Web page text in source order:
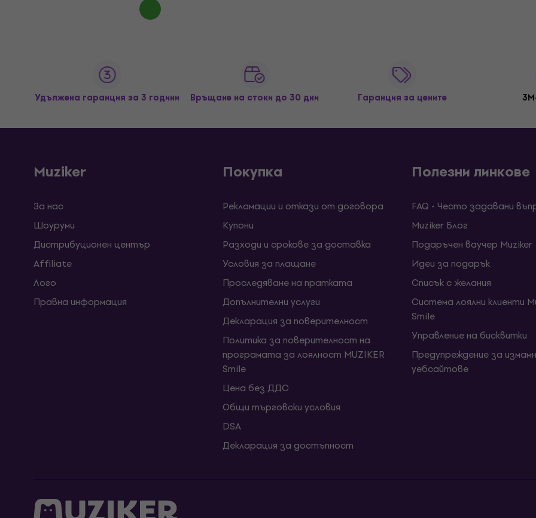
Удължена гаранция за 3 години Връщане на стоки до 30 дни Гаранция за цените
Muziker
За нас
Шоуруми
Дистрибуционен център
Affiliate
Лого
Правна информация
Покупка
Рекламации и откази от договора
Kупони
Разходи и срокове за доставка
Условия за плащане
Проследяване на пратката
Допълнителни услуги
Декларация за поверителност
Политика за поверителност на
програмата за лоялност MUZIKER
Smile
Цена без ДДС
Общи търговски условия
DSA
Декларация за достъпност
Полезни линкове
FAQ - Често задавани
Muziker Блог
Подаръчен ваучер Muziker
Идеи за подарък
Списък с желания
Система лоялни клиенти
Smile
Управление на бисквитки
Предупреждение за
уебсайтове